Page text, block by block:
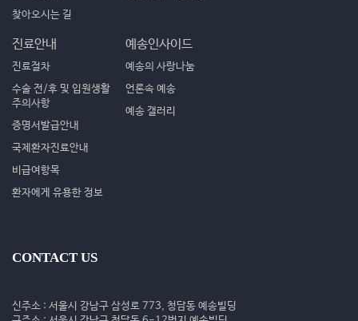
찾아오시는 길
진료안내
진료절차
수술 전/후 및 입원생활
주의사항
증명서발급안내
국제환자진료안내
비급여항목
환자에게 유용한 정보
예송인사이드
예송의 사랑나눔
언론속 예송
예송 갤러리
CONTACT US
신주소 : 서울시 강남구 삼성로 773, 청담동 예송빌딩